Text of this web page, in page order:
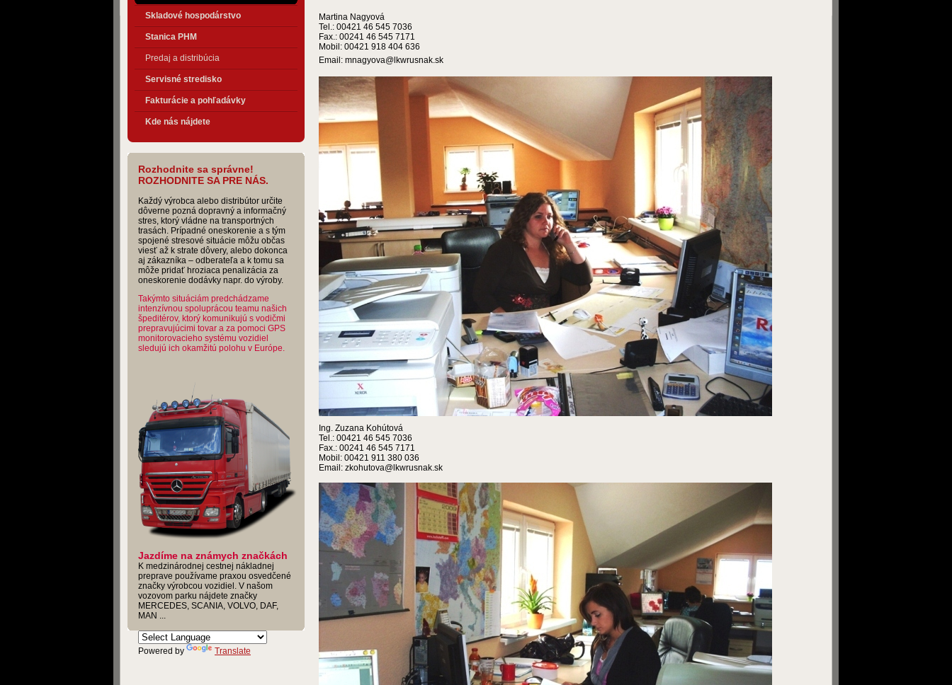
Skladové hospodárstvo
Stanica PHM
Predaj a distribúcia
Servisné stredisko
Fakturácie a pohľadávky
Kde nás nájdete
Rozhodnite sa správne!
ROZHODNITE SA PRE NÁS.
Každý výrobca alebo distribútor určite
dôverne pozná dopravný a informačný
stres, ktorý vládne na transportných
trasách. Prípadné oneskorenie a s tým
spojené stresové situácie môžu občas
viesť až k strate dôvery, alebo dokonca
aj zákazníka – odberateľa a k tomu sa
môže pridať hroziaca penalizácia za
oneskorenie dodávky napr. do výroby.
Takýmto situáciám predchádzame
intenzívnou spoluprácou teamu našich
špeditérov, ktorý komunikujú s vodičmi
prepravujúcimi tovar a za pomoci GPS
monitorovacieho systému vozidiel
sledujú ich okamžitú polohu v Európe.
Jazdíme na známych značkách
K medzinárodnej cestnej nákladnej
preprave používame praxou osvedčené
značky výrobcou vozidiel. V našom
vozovom parku nájdete značky
MERCEDES, SCANIA, VOLVO, DAF,
MAN ...
Powered by Translate
Martina Nagyová
Tel.: 00421 46 545 7036
Fax.: 00241 46 545 7171
Mobil: 00421 918 404 636
Email: mnagyova@lkwrusnak.sk
Ing. Zuzana Kohútová
Tel.: 00421 46 545 7036
Fax.: 00241 46 545 7171
Mobil: 00421 911 380 036
Email: zkohutova@lkwrusnak.sk